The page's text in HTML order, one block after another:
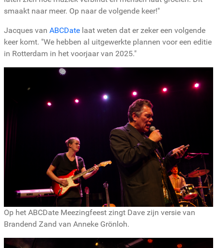
smaakt naar meer. Op naar de volgende keer!"
Jacques van ABCDate laat weten dat er zeker een volgende
keer komt. "We hebben al uitgewerkte plannen voor een editie
in Rotterdam in het voorjaar van 2025."
Op het ABCDate Meezingfeest zingt Dave zijn versie van
Brandend Zand van Anneke Grönloh.